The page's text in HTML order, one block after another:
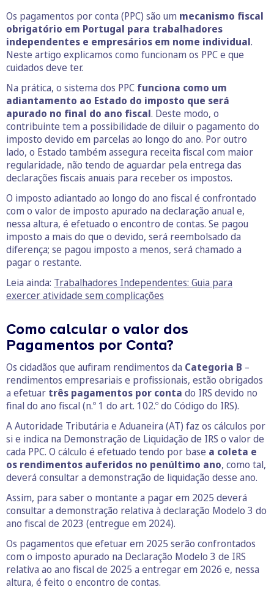
Os pagamentos por conta (PPC) são um mecanismo fiscal
obrigatório em Portugal para trabalhadores
independentes e empresários em nome individual.
Neste artigo explicamos como funcionam os PPC e que
cuidados deve ter.
Na prática, o sistema dos PPC funciona como um
adiantamento ao Estado do imposto que será
apurado no final do ano fiscal. Deste modo, o
contribuinte tem a possibilidade de diluir o pagamento do
imposto devido em parcelas ao longo do ano. Por outro
lado, o Estado também assegura receita fiscal com maior
regularidade, não tendo de aguardar pela entrega das
declarações fiscais anuais para receber os impostos.
O imposto adiantado ao longo do ano fiscal é confrontado
com o valor de imposto apurado na declaração anual e,
nessa altura, é efetuado o encontro de contas. Se pagou
imposto a mais do que o devido, será reembolsado da
diferença; se pagou imposto a menos, será chamado a
pagar o restante.
Leia ainda: Trabalhadores Independentes: Guia para
exercer atividade sem complicações
Como calcular o valor dos
Pagamentos por Conta?
Os cidadãos que aufiram rendimentos da Categoria B –
rendimentos empresariais e profissionais, estão obrigados
a efetuar três pagamentos por conta do IRS devido no
final do ano fiscal (n.º 1 do art. 102.º do Código do IRS).
A Autoridade Tributária e Aduaneira (AT) faz os cálculos por
si e indica na Demonstração de Liquidação de IRS o valor de
cada PPC. O cálculo é efetuado tendo por base a coleta e
os rendimentos auferidos no penúltimo ano, como tal,
deverá consultar a demonstração de liquidação desse ano.
Assim, para saber o montante a pagar em 2025 deverá
consultar a demonstração relativa à declaração Modelo 3 do
ano fiscal de 2023 (entregue em 2024).
Os pagamentos que efetuar em 2025 serão confrontados
com o imposto apurado na Declaração Modelo 3 de IRS
relativa ao ano fiscal de 2025 a entregar em 2026 e, nessa
altura, é feito o encontro de contas.